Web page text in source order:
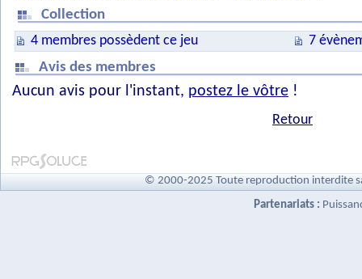
Collection
4 membres possèdent ce jeu
7
Avis des membres
Aucun avis pour l'instant, postez le vôtre !
Retour
© 2000-2025 Toute reproduction interdite
Partenariats :